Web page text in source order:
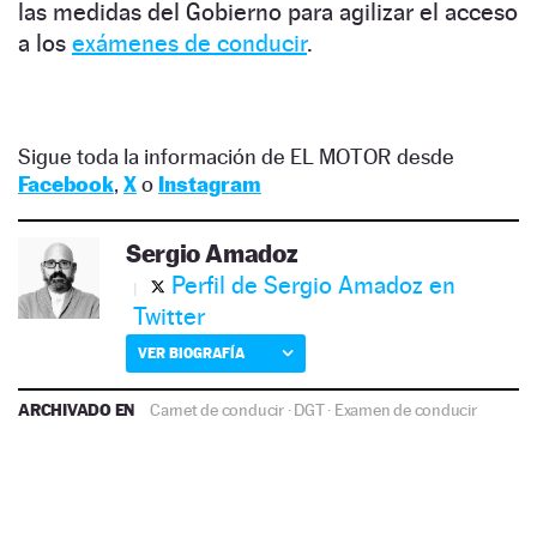
las medidas del Gobierno para agilizar el acceso
a los exámenes de conducir.
Sigue toda la información de EL MOTOR desde
Facebook, Xo Instagram
Sergio Amadoz
Perfil de Sergio Amadoz en
Twitter
VER BIOGRAFÍA
ARCHIVADO EN Carnet de conducir·DGT· Examen de conducir